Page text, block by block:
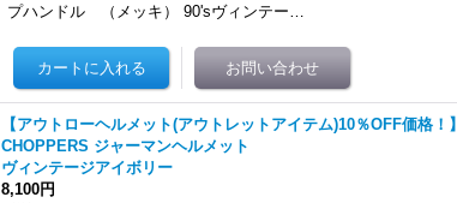
プハンドル （メッキ） 90'sヴィンテー…
【アウトローヘルメット(アウトレットアイテム)10％OFF価格！】
CHOPPERS ジャーマンヘルメット
ヴィンテージアイボリー
8,100円